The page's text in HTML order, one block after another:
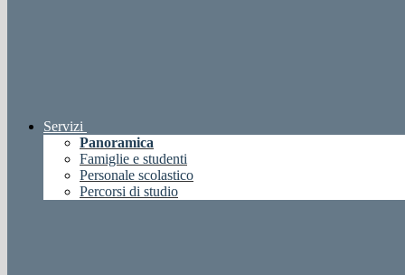
Servizi
Panoramica
Famiglie e studenti
Personale scolastico
Percorsi di studio